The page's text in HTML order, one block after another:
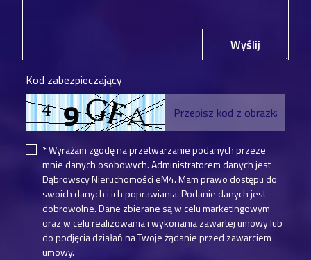
Wyślij
Kod zabezpieczający
* Wyrażam zgodę na przetwarzanie podanych przeze
mnie danych osobowych. Administratorem danych jest
Dąbrowscy Nieruchomości eM4. Mam prawo dostępu do
swoich danych i ich poprawiania. Podanie danych jest
dobrowolne. Dane zbierane są w celu marketingowym
oraz w celu realizowania i wykonania zawartej umowy lub
do podjęcia działań na Twoje żądanie przed zawarciem
umowy.